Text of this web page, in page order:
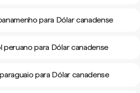
para Dólar canadense
peruano para Dólar canadense
para Dólar canadense